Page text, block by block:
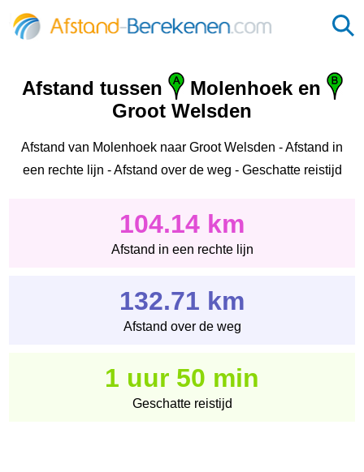
Afstand tussen
Molenhoek en
Groot Welsden
Afstand van Molenhoek naar Groot Welsden - Afstand in
een rechte lijn - Afstand over de weg - Geschatte reistijd
104.14 km
Afstand in een rechte lijn
132.71 km
Afstand over de weg
1 uur 50 min
Geschatte reistijd